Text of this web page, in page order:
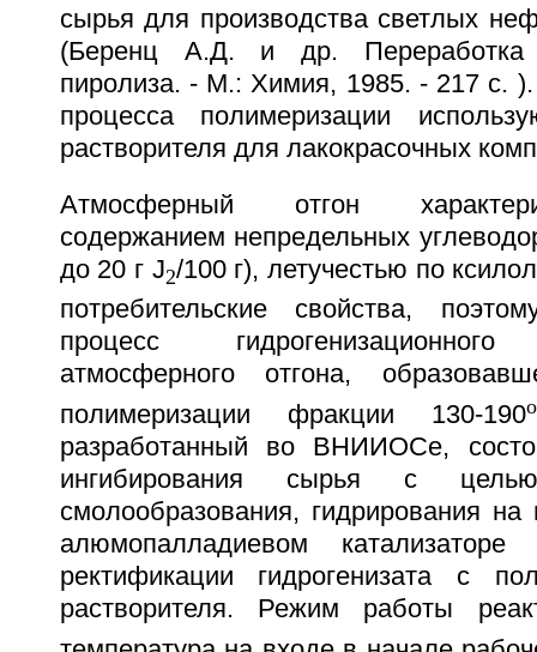
сырья для производства светлых
(Беренц А.Д. и др. Переработка
пиролиза. - М.: Химия, 1985. - 217 с.
процесса полимеризации
растворителя для лакокрасочных
Атмосферный отгон
содержанием непредельных
до 20 г J2/100 г), летучестью по
потребительские свойства,
процесс гидрогенизационного
атмосферного отгона,
полимеризации фракции 130-190o
разработанный во ВНИИОСе,
ингибирования сырья с целью
смолообразования, гидрирования на
алюмопалладиевом
ректификации гидрогенизата с
растворителя. Режим работы